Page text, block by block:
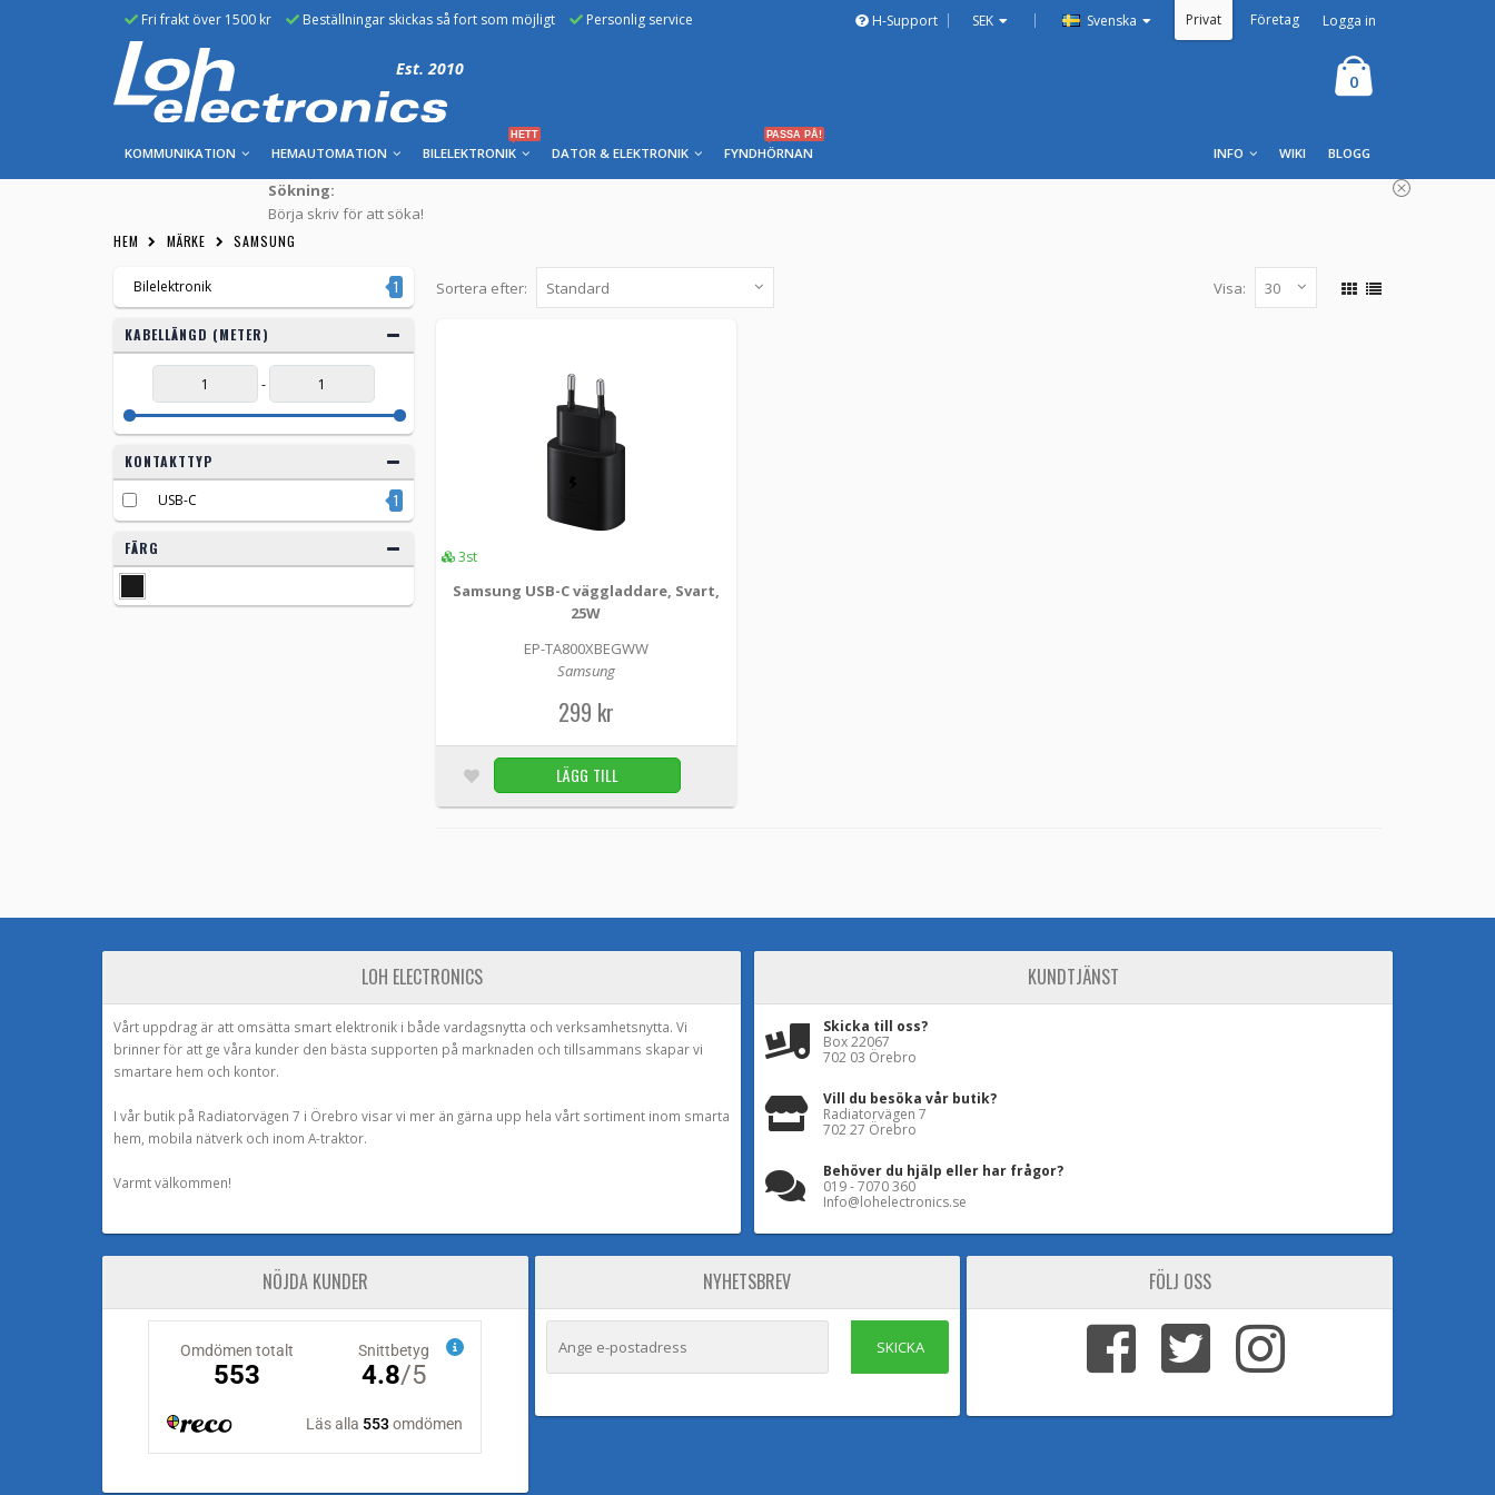
Fri frakt över 1500 kr Beställningar skickas så fort som möjligt Personlig service H-Support SEK | Svenska Privat Företag Logga in
Est. 2010
0
KOMMUNIKATION HEMAUTOMATION BILELEKTRONIK
HETT
DATOR & ELEKTRONIK FYNDHÖRNAN
PASSA PÅ!
BLOGG
WIKI
INFO
Sökning:
Börja skriv för att söka!
HEM MÄRKE SAMSUNG
Sortera efter: Visa:
3st
Samsung USB-C väggladdare, Svart,
25W
EP-TA800XBEGWW
Samsung
299 kr
LÄGG TILL
Bilelektronik 1
KABELLÄNGD (METER)
-
KONTAKTTYP
USB-C 1
FÄRG
LOH ELECTRONICS
Vårt uppdrag är att omsätta smart elektronik i både vardagsnytta och verksamhetsnytta. Vi
brinner för att ge våra kunder den bästa supporten på marknaden och tillsammans skapar vi
smartare hem och kontor.
I vår butik på Radiatorvägen 7 i Örebro visar vi mer än gärna upp hela vårt sortiment inom smarta
hem, mobila nätverk och inom A-traktor.
Varmt välkommen!
KUNDTJÄNST
Skicka till oss?
Box 22067
702 03 Örebro
Vill du besöka vår butik?
Radiatorvägen 7
702 27 Örebro
Behöver du hjälp eller har frågor?
019 - 7070 360
Info@lohelectronics.se
NÖJDA KUNDER NYHETSBREV
SKICKA
FÖLJ OSS